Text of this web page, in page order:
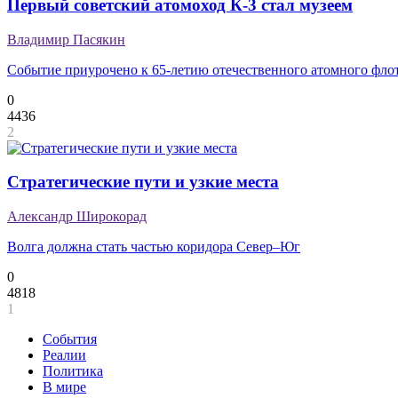
Первый советский атомоход К-3 стал музеем
Владимир Пасякин
Событие приурочено к 65-летию отечественного атомного
0
4436
2
Стратегические пути и узкие места
Александр Широкорад
Волга должна стать частью коридора Север–Юг
0
4818
1
События
Реалии
Политика
В мире